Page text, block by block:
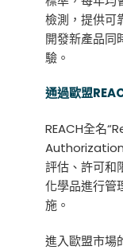
檢測，提供可
開發新產品同
驗。
通過歐盟
REACH全名
評估、許可和
化學品進行管
施。
進入歐盟市場